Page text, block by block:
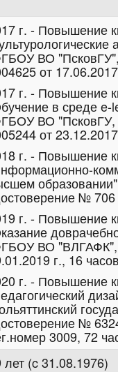
г. - Повышение
ВО
от
г. - Повышение
в среде e-
ВО "ПсковГУ,
от
г. - Повышение
№ 706
г. - Повышение
ВО "ВЛГАФК",
г., 16
г. - Повышение
№
3009, 72
лет (c 31.08.1976)